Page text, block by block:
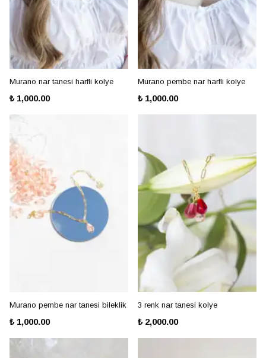
Murano nar tanesi harfli kolye
₺ 1,000.00
Murano pembe nar harfli kolye
₺ 1,000.00
Murano pembe nar tanesi bileklik
₺ 1,000.00
3 renk nar tanesi kolye
₺ 2,000.00